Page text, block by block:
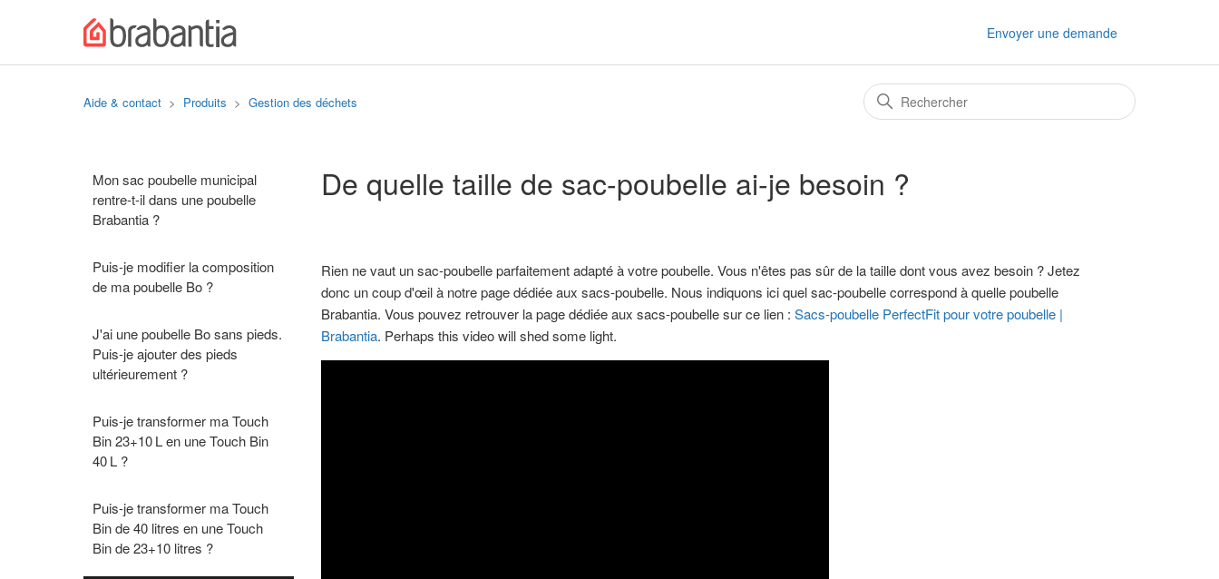
Envoyer une demande
Aide & contact Produits Gestion des déchets
Mon sac poubelle municipal
rentre-t-il dans une poubelle
Brabantia ?
Puis-je modifier la composition
de ma poubelle Bo ?
J'ai une poubelle Bo sans pieds.
Puis-je ajouter des pieds
ultérieurement ?
Puis-je transformer ma Touch
Bin 23+10 L en une Touch Bin
40 L ?
Puis-je transformer ma Touch
Bin de 40 litres en une Touch
Bin de 23+10 litres ?
De quelle taille de sac-poubelle ai-je besoin ?
Rien ne vaut un sac-poubelle parfaitement adapté à votre poubelle. Vous n'êtes pas sûr de la taille dont vous avez besoin ? Jetez
donc un coup d'œil à notre page dédiée aux sacs-poubelle. Nous indiquons ici quel sac-poubelle correspond à quelle poubelle
Brabantia. Vous pouvez retrouver la page dédiée aux sacs-poubelle sur ce lien : Sacs-poubelle PerfectFit pour votre poubelle |
Brabantia. Perhaps this video will shed some light.